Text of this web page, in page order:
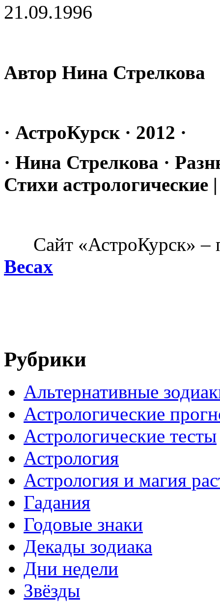
21.09.1996
Автор Нина Стрелкова
· АстроКурск · 2012 ·
· Нина Стрелкова ·
Стихи астрологические |
Сайт «АстроКурск» –
Весах
Рубрики
Альтернативные
Астрологические
Астрологические тесты
Астрология
Астрология и магия
Гадания
Годовые знаки
Декады зодиака
Дни недели
Звёзды